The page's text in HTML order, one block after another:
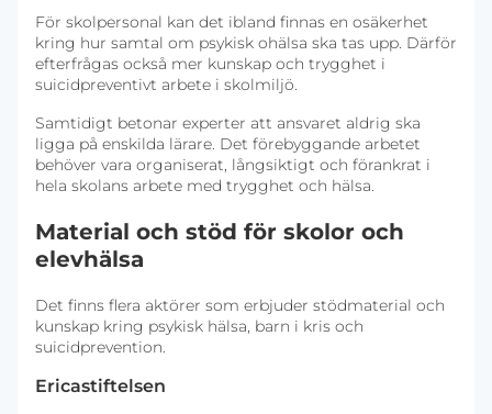
För skolpersonal kan det ibland finnas en osäkerhet
kring hur samtal om psykisk ohälsa ska tas upp. Därför
efterfrågas också mer kunskap och trygghet i
suicidpreventivt arbete i skolmiljö.
Samtidigt betonar experter att ansvaret aldrig ska
ligga på enskilda lärare. Det förebyggande arbetet
behöver vara organiserat, långsiktigt och förankrat i
hela skolans arbete med trygghet och hälsa.
Material och stöd för skolor och
elevhälsa
Det finns flera aktörer som erbjuder stödmaterial och
kunskap kring psykisk hälsa, barn i kris och
suicidprevention.
Ericastiftelsen